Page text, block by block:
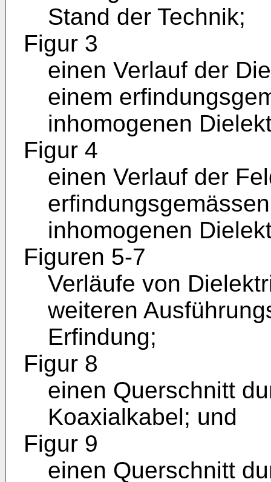
Stand der Technik;
Figur 3
einen Verlauf der
einem
inhomogenen
Figur 4
einen Verlauf der
inhomogenen
Figuren 5-7
Verläufe von
weiteren
Erfindung;
Figur 8
einen Querschnitt
Koaxialkabel; und
Figur 9
einen Querschnitt